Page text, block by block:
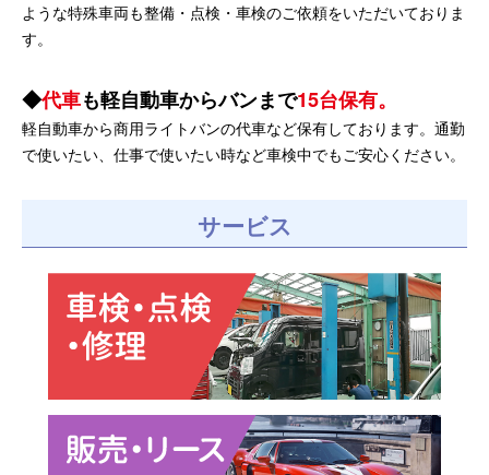
ような特殊車両も整備・点検・車検のご依頼をいただいておりま
す。
代車も軽自動車からバンまで15台保有。
軽自動車から商用ライトバンの代車など保有しております。通勤
で使いたい、仕事で使いたい時など車検中でもご安心ください。
サービス